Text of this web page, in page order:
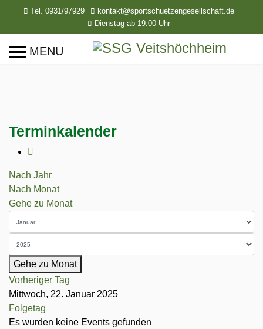
Tel. 0931/97929
kontakt@sportschuetzengesellschaft.de
Dienstag ab 19.00 Uhr
Terminkalender
Nach Jahr
Nach Monat
Gehe zu Monat
Gehe zu Monat
Vorheriger Tag
Mittwoch, 22. Januar 2025
Folgetag
Es wurden keine Events gefunden